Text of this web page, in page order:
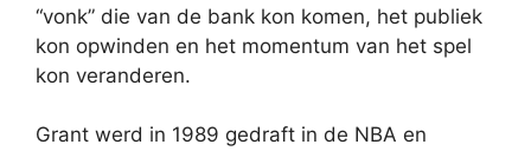
“vonk” die van de bank kon komen, het publiek
kon opwinden en het momentum van het spel
kon veranderen.
Grant werd in 1989 gedraft in de NBA en